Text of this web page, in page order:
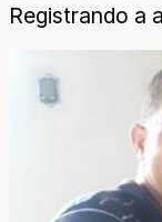
Registrando a